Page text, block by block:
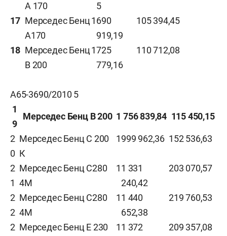
А 170
5
17 Мерседес Бенц
А170
1690
919,19
105 394,45
18 Мерседес Бенц
В 200
1725
779,16
110 712,08
А65-3690/2010 5
1
9
Мерседес Бенц В 200 1 756 839,84 115 450,15
2
0
Мерседес Бенц С 200
К
1999 962,36 152 536,63
2
1
Мерседес Бенц С280
4М
11 331
240,42
203 070,57
2
2
Мерседес Бенц С280
4М
11 440
652,38
219 760,53
2 Мерседес Бенц Е 230 11 372
209 357,08